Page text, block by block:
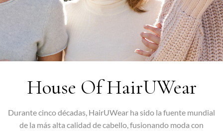
House Of HairUWear
Durante cinco décadas, HairUWear ha sido la fuente mundial
de la más alta calidad de cabello, fusionando moda con